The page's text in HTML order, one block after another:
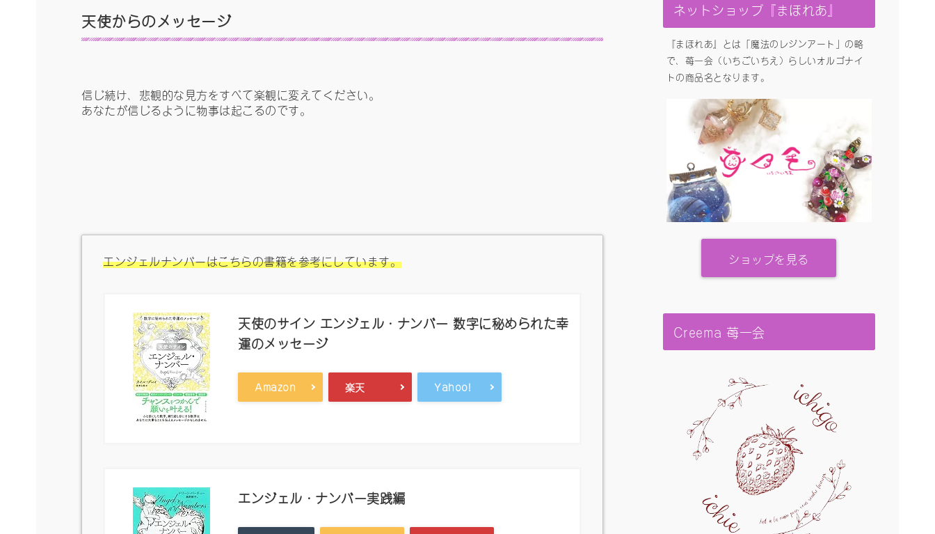
天使からのメッセージ
信じ続け、悲観的な見方をすべて楽観に変えてください。
あなたが信じるように物事は起こるのです。
エンジェルナンバーはこちらの書籍を参考にしています。
天使のサイン エンジェル・ナンバー 数字に秘められた幸
運のメッセージ
Amazon 楽天 Yahoo!
エンジェル・ナンバー実践編
ネットショップ『まほれあ』
『まほれあ』とは「魔法のレジンアート」の略
で、苺一会（いちごいちえ）らしいオルゴナイ
トの商品名となります。
ショップを見る
Creema 苺一会